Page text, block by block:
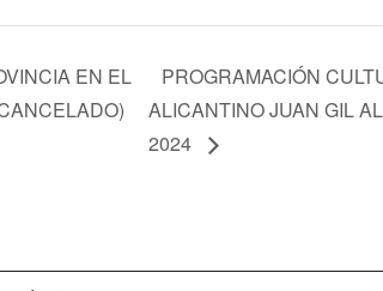
EN EL
PROGRAMACIÓN
ALICANTINO JUAN GIL
2024
de cookies